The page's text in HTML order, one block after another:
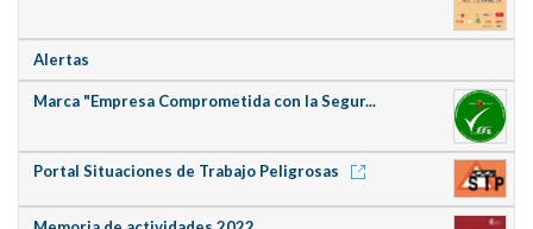
Alertas
Marca "Empresa Comprometida con la Segur...
Portal Situaciones de Trabajo Peligrosas